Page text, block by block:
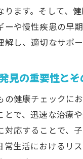
ります。そして、
ーや慢性疾患の早
解し、適切なサポ
見の重要性と
の健康チェックに
とで、迅速な治療
対応することで、
常生活におけるリ